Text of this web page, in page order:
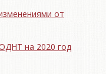
от
на 2020 год